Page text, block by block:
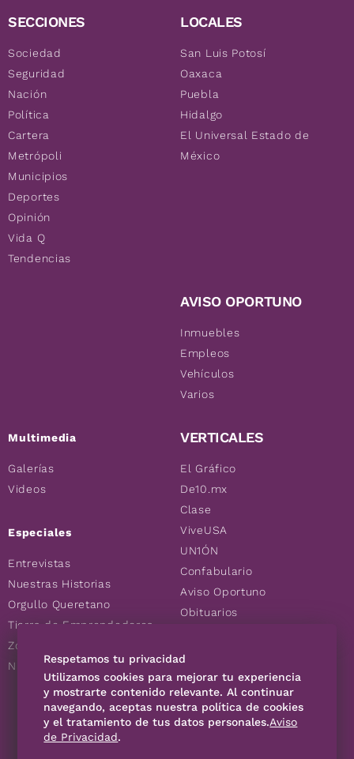
SECCIONES
Sociedad
Seguridad
Nación
Política
Cartera
Metrópoli
Municipios
Deportes
Opinión
Vida Q
Tendencias
Multimedia
Galerías
Videos
Especiales
Entrevistas
Nuestras Historias
Orgullo Queretano
Tierra de Emprendedores
Zoociales
Nuevos Queretanos
LOCALES
San Luis Potosí
Oaxaca
Puebla
Hidalgo
El Universal Estado de
México
AVISO OPORTUNO
Inmuebles
Empleos
Vehículos
Varios
VERTICALES
El Gráfico
De10.mx
Clase
ViveUSA
UN1ÓN
Confabulario
Aviso Oportuno
Obituarios
Consultas
SÍGUENOS
Respetamos tu privacidad
Utilizamos cookies para mejorar tu experiencia
y mostrarte contenido relevante. Al continuar
navegando, aceptas nuestra política de cookies
y el tratamiento de tus datos personales.Aviso
de Privacidad.